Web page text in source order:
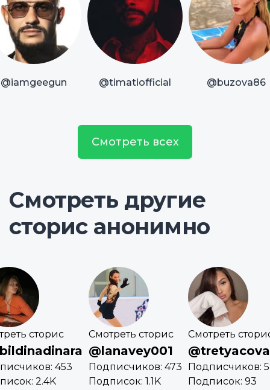
@iamgeegun @timatiofficial @buzova86
Смотреть всех
Смотреть другие
сторис анонимно
сторис
453
2.4K
Смотреть сторис
@lanavey001
Подписчиков: 473
Подписок: 1.1K
Смотреть
Подписчиков:
Подписок: 93